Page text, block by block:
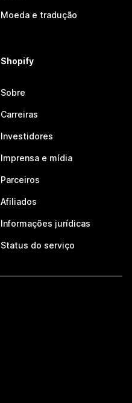
Moeda e tradução
Shopify
Sobre
Carreiras
Investidores
Imprensa e mídia
Parceiros
Afiliados
Informações jurídicas
Status do serviço